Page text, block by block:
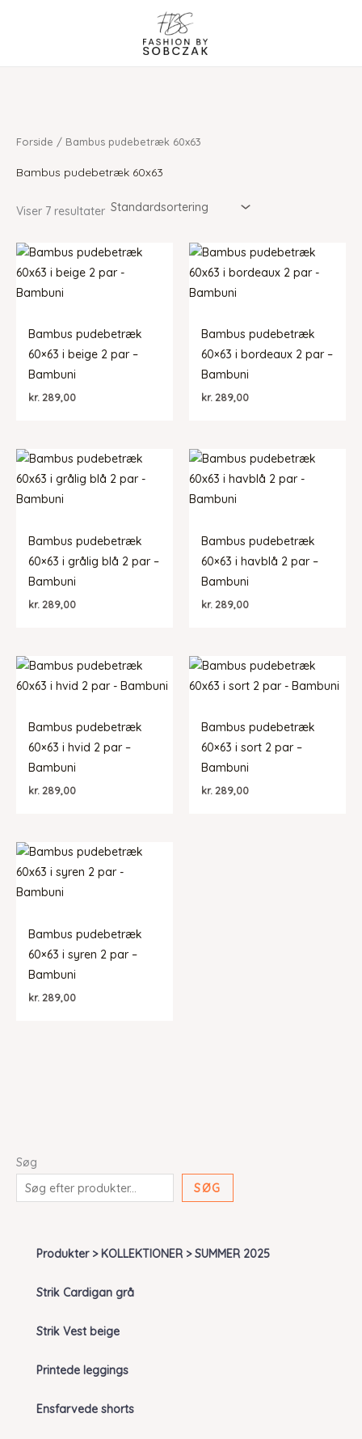
Søg
SØG
Produkter > KOLLEKTIONER > SUMMER 2025
Strik Cardigan grå
Strik Vest beige
Printede leggings
Ensfarvede shorts
Forside / Bambus pudebetræk 60x63
Bambus pudebetræk 60x63
Viser 7 resultater
Bambus pudebetræk
60×63 i beige 2 par –
Bambuni
kr. 289,00
Bambus pudebetræk
60×63 i bordeaux 2 par –
Bambuni
kr. 289,00
Bambus pudebetræk
60×63 i grålig blå 2 par –
Bambuni
kr. 289,00
Bambus pudebetræk
60×63 i havblå 2 par –
Bambuni
kr. 289,00
Bambus pudebetræk
60×63 i hvid 2 par –
Bambuni
kr. 289,00
Bambus pudebetræk
60×63 i sort 2 par –
Bambuni
kr. 289,00
Bambus pudebetræk
60×63 i syren 2 par –
Bambuni
kr. 289,00